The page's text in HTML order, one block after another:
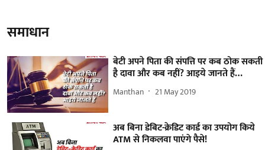
समाधान
बेटी अपने पिता की संपत्ति पर कब ठोक सकती
है दावा और कब नहीं? आइये जानते हैं…
Manthan 21 May 2019
अब बिना डेबिट-क्रेडिट कार्ड का उपयोग किये
ATM से निकलवा पाएंगे पैसे!